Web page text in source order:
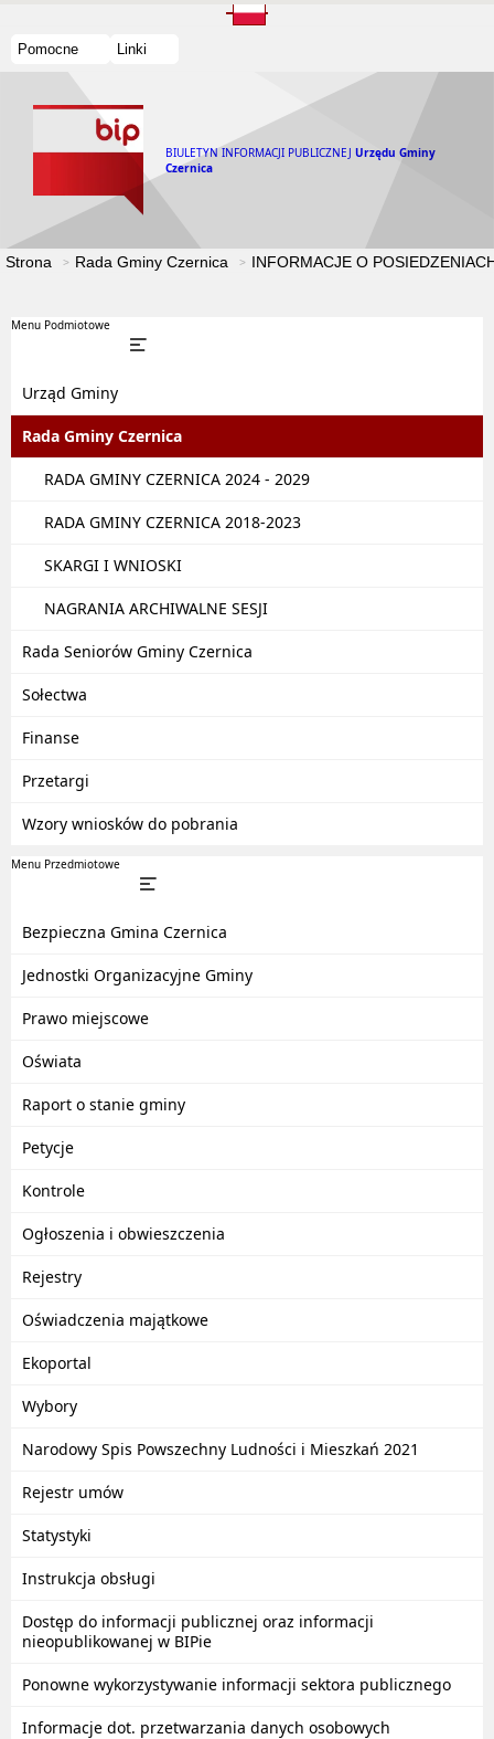
Pomocne Linki
BIULETYN INFORMACJI PUBLICZNEJ Urzędu Gminy
Czernica
Strona Rada Gminy Czernica INFORMACJE O
Menu Podmiotowe
Urząd Gminy
Rada Gminy Czernica
RADA GMINY CZERNICA 2024 - 2029
RADA GMINY CZERNICA 2018-2023
SKARGI I WNIOSKI
NAGRANIA ARCHIWALNE SESJI
Rada Seniorów Gminy Czernica
Sołectwa
Finanse
Przetargi
Wzory wniosków do pobrania
Menu Przedmiotowe
Bezpieczna Gmina Czernica
Jednostki Organizacyjne Gminy
Prawo miejscowe
Oświata
Raport o stanie gminy
Petycje
Kontrole
Ogłoszenia i obwieszczenia
Rejestry
Oświadczenia majątkowe
Ekoportal
Wybory
Narodowy Spis Powszechny Ludności i Mieszkań 2021
Rejestr umów
Statystyki
Instrukcja obsługi
Dostęp do informacji publicznej oraz informacji
nieopublikowanej w BIPie
Ponowne wykorzystywanie informacji sektora publicznego
Informacje dot. przetwarzania danych osobowych